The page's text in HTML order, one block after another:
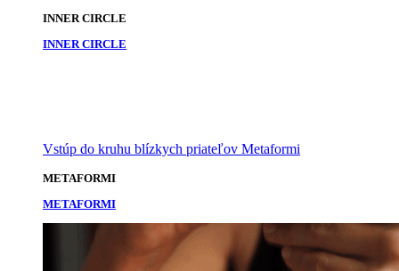
INNER CIRCLE
INNER CIRCLE
Vstúp do kruhu blízkych priateľov Metaformi
METAFORMI
METAFORMI